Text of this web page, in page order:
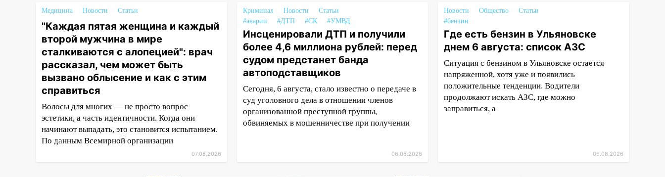
транспортные
полицейские проведут акцию
«Час пассажира»
13:20 В Ульяновске за один
день обокрали женщину на
пляже и подростка в сквере
13:01 В Димитровграде
мужчина выбросил из машины
страйкбольную гранату: его
задержали
12:34 На Ульяновскую область
надвигается сильнейшая
Медицина Новости Статьи
"Каждая пятая женщина и каждый
второй мужчина в мире
сталкиваются с алопецией": врач
рассказал, чем может быть
вызвано облысение и как с этим
справиться
Волосы для многих — не просто вопрос
эстетики, а часть идентичности. Когда они
начинают выпадать, это становится испытанием.
По данным Всемирной организации
07.08.2026
Криминал Новости
Статьи
#аварии
#ДТП #СК #УМВД
Инсценировали ДТП и получили
более 4,6 миллиона рублей: перед
судом предстанет банда
автоподставщиков
Сегодня, 6 августа, стало известно о передаче в
суд уголовного дела в отношении членов
организованной преступной группы,
обвиняемых в мошенничестве при получении
06.08.2026
Новости Общество
Статьи
#бензин
Где есть бензин в Ульяновске
днем 6 августа: список АЗС
Ситуация с бензином в Ульяновске остается
напряженной, хотя уже и появились
положительные тенденции. Водители
продолжают искать АЗС, где можно
заправиться, а
06.08.2026